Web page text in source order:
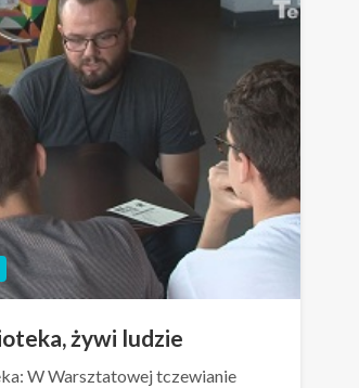
żywi ludzie
W Warsztatowej tczewianie